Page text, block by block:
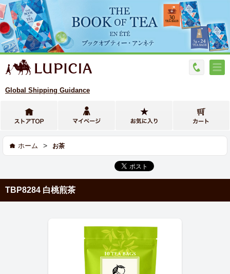
Global Shipping Guidance
ホーム > お茶
TBP8284 白桃煎茶